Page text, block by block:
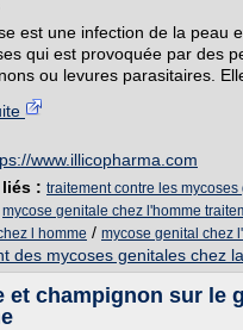
est une infection de la peau
qui est provoquée par des
ou levures parasitaires.
www.illicopharma.com
: traitement contre les
mycose genitale chez l'homme
l homme / mycose genital chez
des mycoses genitales chez
et champignon sur le